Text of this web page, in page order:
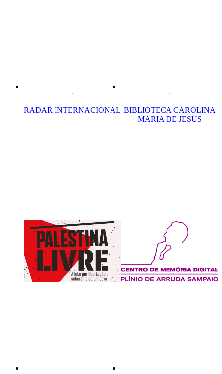
RADAR INTERNACIONAL BIBLIOTECA CAROLINA
MARIA DE JESUS